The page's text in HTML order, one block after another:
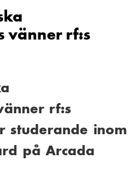
vänner rf:s
rf:s
studerande inom
på Arcada